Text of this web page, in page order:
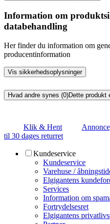
Information om
databehandling
Her finder du information om
producentinformation
Vis sikkerhedsoplysninger
Hvad andre synes (0)Dette produkt
Klik & Hent
til 30 dages returret
Kundeservice
Kundeservice
Varehuse /
Elgigantens
Services
Information om
Fortrydelsesret
Elgigantens